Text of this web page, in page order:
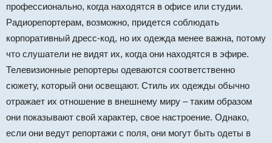
профессионально, когда находятся в офисе или студии.
Радиорепортерам, возможно, придется соблюдать
корпоративный дресс-код, но их одежда менее важна, потому
что слушатели не видят их, когда они находятся в эфире.
Телевизионные репортеры одеваются соответственно
сюжету, который они освещают. Стиль их одежды обычно
отражает их отношение в внешнему миру – таким образом
они показывают свой характер, свое настроение. Однако,
если они ведут репортажи с поля, они могут быть одеты в